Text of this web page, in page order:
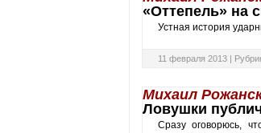
«Оттепель» на
Устная история
11 февраля 2013 |
Михаил
Ловушки
Сразу оговорюсь,